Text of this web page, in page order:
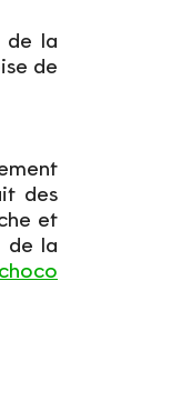
de la
de
des
et
de la